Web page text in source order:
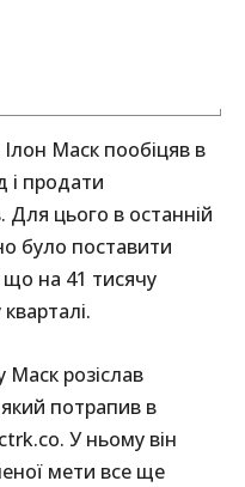
Маск пообіцяв в
і продати
Для цього в останній
було поставити
на 41 тисячу
Маск розіслав
потрапив в
У ньому він
мети все ще